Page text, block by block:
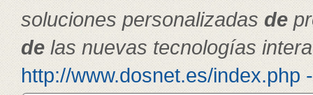
soluciones personalizadasde
delas nuevas tecnologías
http://www.dosnet.es/index.php